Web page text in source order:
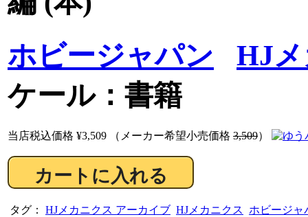
ホビージャパン
HJ
ケール：書籍
当店税込価格 ¥3,509 （メーカー希望小売価格 3,509）
タグ： HJメカニクス アーカイブ HJメカニクス
ホビージャ